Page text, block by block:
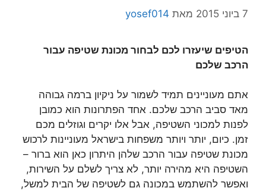
7 ביוני 2015 מאת yosef014
הטיפים שיעזרו לכם לבחור מכונת שטיפה עבור
הרכב שלכם
אתם מעוניינים תמיד לשמור על ניקיון ברמה גבוהה
מאד סביב הרכב שלכם. אחד הפתרונות הוא כמובן
לפנות למכוני השטיפה, אבל אלו יקרים וגוזלים מכם
זמן. כיום, יותר ויותר משפחות בישראל מעוניינות לרכוש
מכונת שטיפה עבור הרכב שלהן היתרון כאן הוא ברור –
השטיפה היא מהירה יותר, לא צריך לשלם על השירות,
ואפשר להשתמש במכונה גם לשטיפה של הבית למשל,